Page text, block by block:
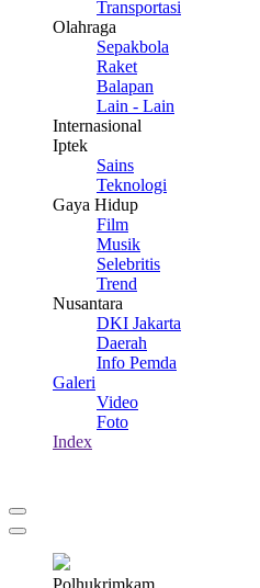
Transportasi
Olahraga
Sepakbola
Raket
Balapan
Lain - Lain
Internasional
Iptek
Sains
Teknologi
Gaya Hidup
Film
Musik
Selebritis
Trend
Nusantara
DKI Jakarta
Daerah
Info Pemda
Galeri
Video
Foto
Index
Polhukrimkam